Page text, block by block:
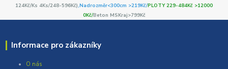
124Kč/Ks 4Ks/248-596Kč),Nadrozměr<300cm >219Kč/PLOTY 229-484Kč >12000
0Kč/Beton MSKraj>799Kč
Informace pro zákazníky
O nás